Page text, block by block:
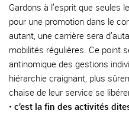
Gardons à l’esprit que seules
pour une promotion dans le
autant, une carrière sera
mobilités régulières. Ce point
antinomique des gestions
hiérarchie craignant, plus
chaise de leur service se
• c’est la fin des activités